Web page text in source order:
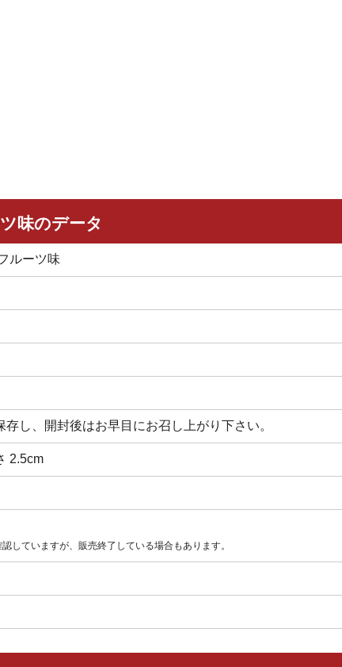
味のデータ
ルーツ味
し、開封後はお早目にお召し上がり下さい。
2.5cm
していますが、販売終了している場合もあります。